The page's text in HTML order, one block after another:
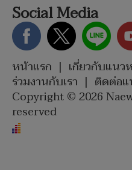
Social Media
หน้าแรก | เกี่ยวกับแนว
ร่วมงานกับเรา | ติดต่อ
Copyright © 2026
reserved